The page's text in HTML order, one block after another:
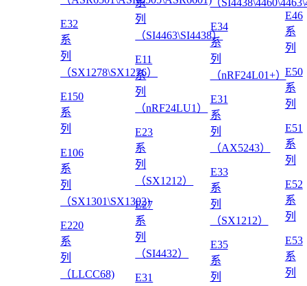
E32
系
列
（SX1278\SX1276）
E150
系
列
E106
系
列
（SX1301\SX1302)
E220
系
列
（LLCC68)
列
（SI4463\SI4438）
E11
系
列
（nRF24LU1）
E23
系
列
（SX1212）
E27
系
列
（SI4432）
E31
E34
系
列
（nRF24L01+）
E31
系
列
（AX5243）
E33
系
列
（SX1212）
E35
系
列
E46
系
列
E50
系
列
E51
系
列
E52
系
列
E53
系
列